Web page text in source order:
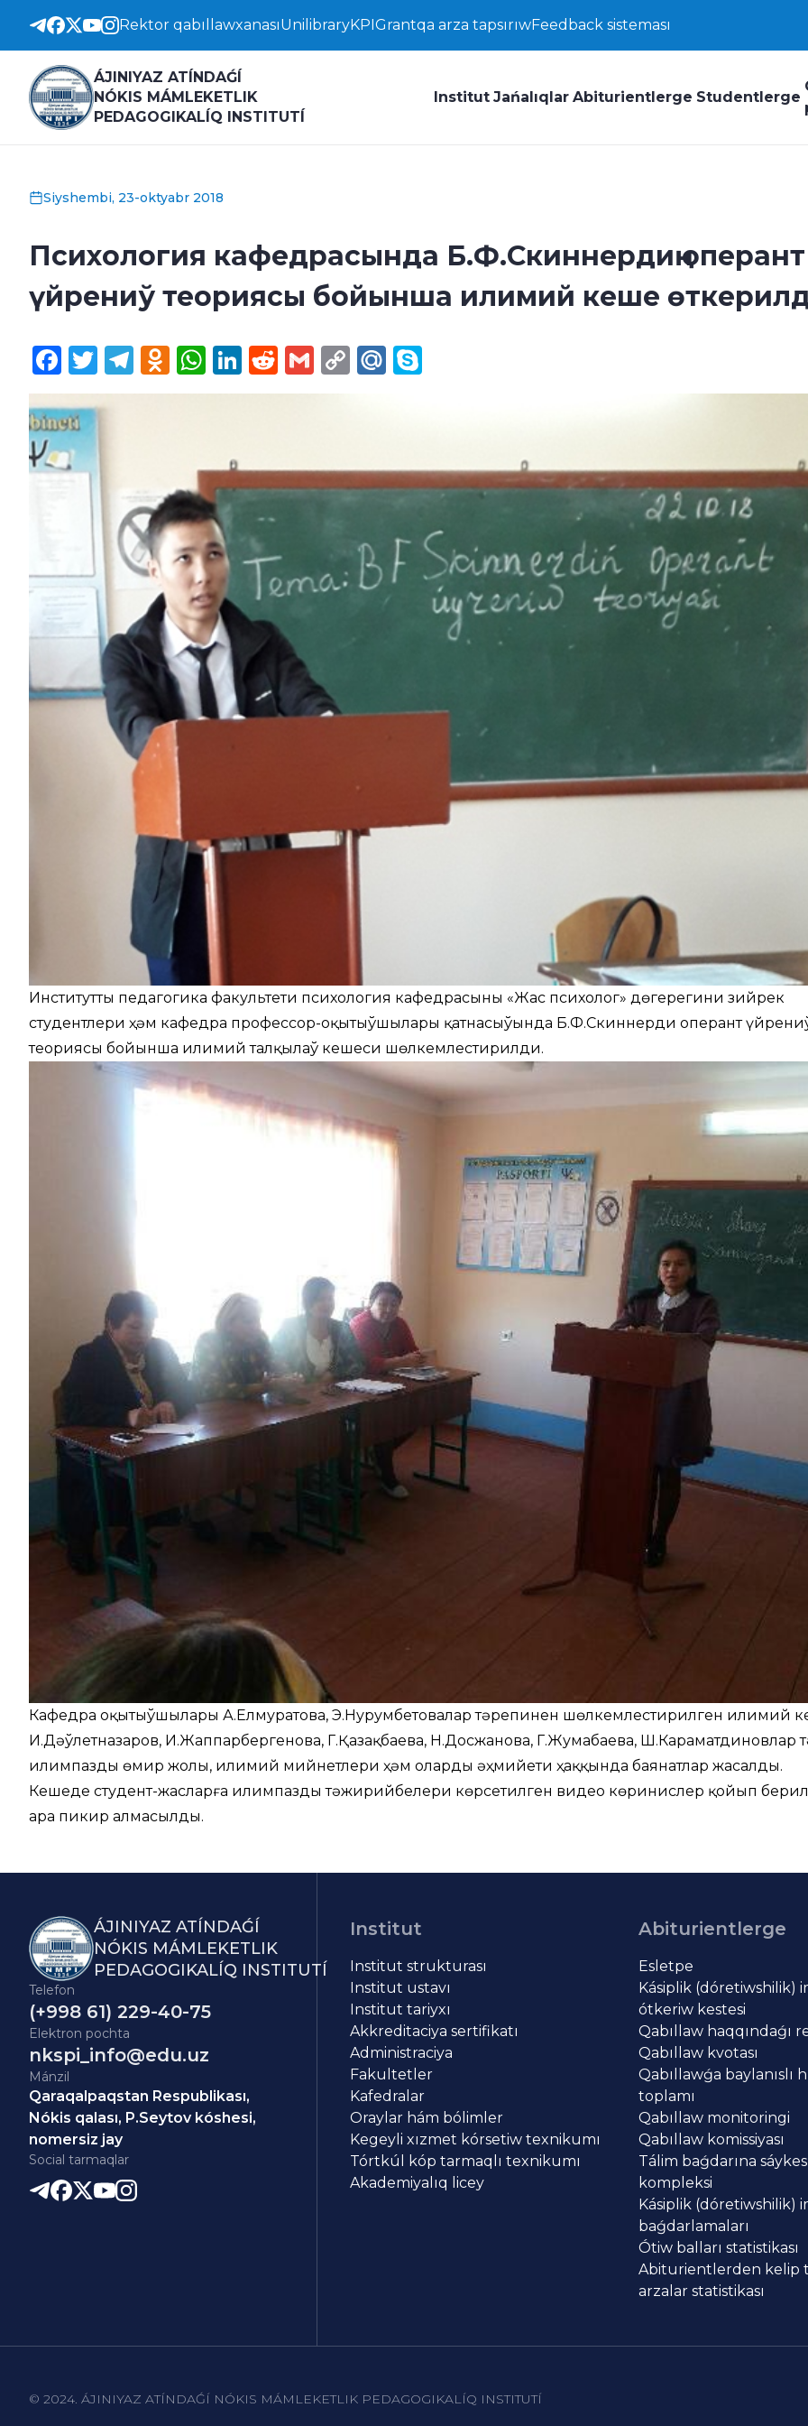
Rektor qabıllawxanasıUnilibraryKPIGrantqa arza tapsırıwFeedback sisteması
ÁJINIYAZ ATÍNDAǴÍ
NÓKIS MÁMLEKETLIK
PEDAGOGIKALÍQ INSTITUTÍ
Institut Jańalıqlar Abiturientlerge Studentlerge
Siyshembi, 23-oktyabr 2018
Психология кафедрасында Б.Ф.Скиннердиң оперант
үйрениў теориясы бойынша илимий кеше
Facebook
Twitter
Telegram
Odnoklassniki
WhatsApp
LinkedIn
Reddit
Gmail
CopyMail.Ru
Институттың педагогика факультети психология кафедрасының «Жас психолог» дөгерегиниң зийрек
студентлери ҳәм кафедра профессор-оқытыўшылары қатнасыўында Б.Ф.Скиннердиң оперант
теориясы бойынша илимий талқылаў кешеси шөлкемлестирилди.
Кафедра оқытыўшылары А.Елмуратова, Э.Нурумбетовалар тәрепинен шөлкемлестирилген илимий
И.Дәўлетназаров, И.Жаппарбергенова, Г.Қазақбаева, Н.Досжанова, Г.Жумабаева, Ш.Караматдиновлар
илимпаздың өмир жолы, илимий мийнетлери ҳәм олардың әҳмийети ҳаққында баянатлар жасалды.
Кешеде студент-жасларға илимпаздың тәжирийбелери көрсетилген видео көринислер қойып
ара пикир алмасылды.
ÁJINIYAZ ATÍNDAǴÍ
NÓKIS MÁMLEKETLIK
PEDAGOGIKALÍQ INSTITUTÍ
Telefon
(+998 61) 229-40-75
Elektron pochta
nkspi_info@edu.uz
Mánzil
Qaraqalpaqstan Respublikası,
Nókis qalası, P.Seytov kóshesi,
nomersiz jay
Social tarmaqlar
Institut
Institut strukturası
Institut ustavı
Institut tariyxı
Akkreditaciya sertifikatı
Administraciya
Fakultetler
Kafedralar
Oraylar hám bólimler
Kegeyli xızmet kórsetiw texnikumı
Tórtkúl kóp tarmaqlı texnikumı
Akademiyalıq licey
Abiturientlerge
Esletpe
Kásiplik (dóretiwshilik)
ótkeriw kestesi
Qabıllaw haqqındaǵı
Qabıllaw kvotası
Qabıllawǵa baylanıslı
toplamı
Qabıllaw monitoringi
Qabıllaw komissiyası
Tálim baǵdarına
kompleksi
Kásiplik (dóretiwshilik)
baǵdarlamaları
Ótiw balları statistikası
Abiturientlerden kelip
arzalar statistikası
© 2024. ÁJINIYAZ ATÍNDAǴÍ NÓKIS MÁMLEKETLIK PEDAGOGIKALÍQ INSTITUTÍ